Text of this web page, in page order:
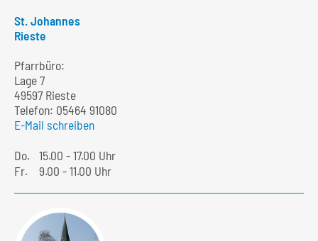
St. Johannes
Rieste
Pfarrbüro:
Lage 7
49597 Rieste
Telefon: 05464 91080
E-Mail schreiben
Do.
15.00 - 17.00 Uhr
Fr.
9.00 - 11.00 Uhr